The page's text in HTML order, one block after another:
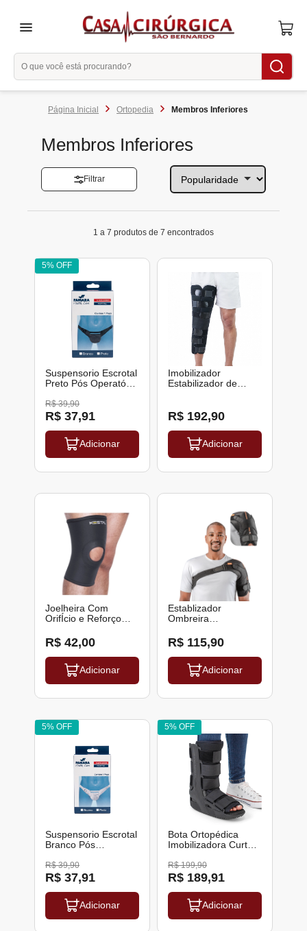
menu
Ortopedia Membros Inferiores
Membros Inferiores
Filtrar
1 a 7 produtos de 7 encontrados
5% OFF
Suspensorio Escrotal
Preto Pós Operatório
R$ 39,90
R$ 37,91
Adicionar
Imobilizador
Estabilizador de
Comprimento 50 60
Ou 70 CM KS0118
Kestal
R$ 192,90
Adicionar
Joelheira Com
OrifÍcio e Reforço
R$ 42,00
Adicionar
Establizador
Ombreira
Suporte Ajustavel
Bilateral Velcro Para
Ombro Hidrolight
R$ 115,90
Adicionar
5% OFF
Suspensorio Escrotal
Branco Pós
R$ 39,90
R$ 37,91
Adicionar
5% OFF
Bota Ortopédica
Imobilizadora Curta
R$ 199,90
R$ 189,91
Adicionar